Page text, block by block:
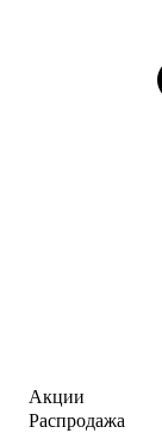
Акции
Распродажа